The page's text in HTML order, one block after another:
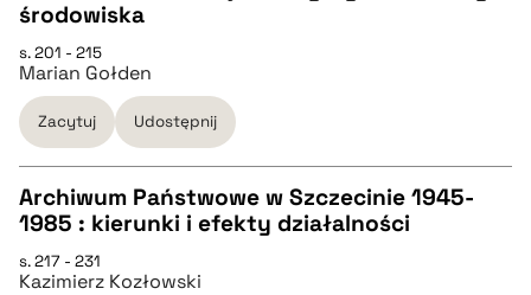
pobierz cytat
BIBTEX
środowiska
s. 201 - 215
Marian Gołden
Zacytuj Udostępnij
Archiwum Państwowe w Szczecinie 1945-
1985 : kierunki i efekty działalności
s. 217 - 231
Kazimierz Kozłowski